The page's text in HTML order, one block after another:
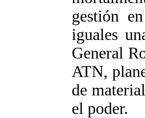
gestión
iguales
General
ATN,
de
el poder.